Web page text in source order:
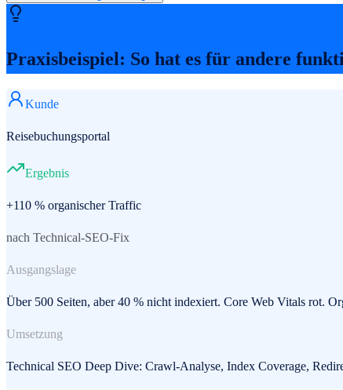
Praxisbeispiel: So hat es für andere
Kunde
Reisebuchungsportal
Ergebnis
+110 % organischer Traffic
nach Technical-SEO-Fix
Ausgangslage
Über 500 Seiten, aber 40 % nicht indexiert. Core Web Vitals rot.
Umsetzung
Technical SEO Deep Dive: Crawl-Analyse, Index Coverage,